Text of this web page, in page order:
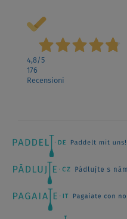
4,8/5
176
Recensioni